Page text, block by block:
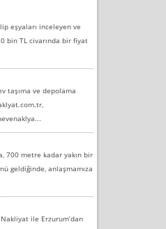
eşyaları inceleyen ve
bin TL civarında bir fiyat
taşıma ve depolama
700 metre kadar yakın bir
geldiğinde, anlaşmamıza
ile Erzurum’dan